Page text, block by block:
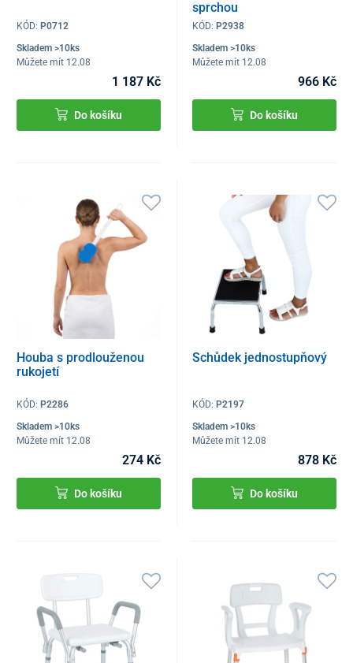
KÓD: P0712
Skladem >10ks
Můžete mít 12.08
1 187 Kč
Do košíku
sprchou
KÓD: P2938
Skladem >10ks
Můžete mít 12.08
966 Kč
Do košíku
Houba s prodlouženou
rukojetí
KÓD: P2286
Skladem >10ks
Můžete mít 12.08
274 Kč
Do košíku
Schůdek jednostupňový
KÓD: P2197
Skladem >10ks
Můžete mít 12.08
878 Kč
Do košíku